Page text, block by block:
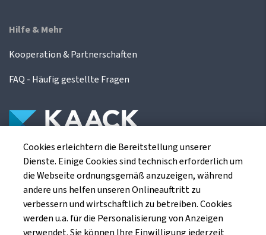
Hilfe & Mehr
Kooperation & Partnerschaften
FAQ - Häufig gestellte Fragen
Die Kaack Terminhandel GmbH ist ein
Finanzdienstleistungsinstitut für die europäischen
Agrarterminbörsen.
Kaack Terminhandel GmbH
Cookies erleichtern die Bereitstellung unserer
Dienste. Einige Cookies sind technisch erforderlich um
die Webseite ordnungsgemäß anzuzeigen, während
andere uns helfen unseren Onlineauftritt zu
verbessern und wirtschaftlich zu betreiben. Cookies
werden u.a. für die Personalisierung von Anzeigen